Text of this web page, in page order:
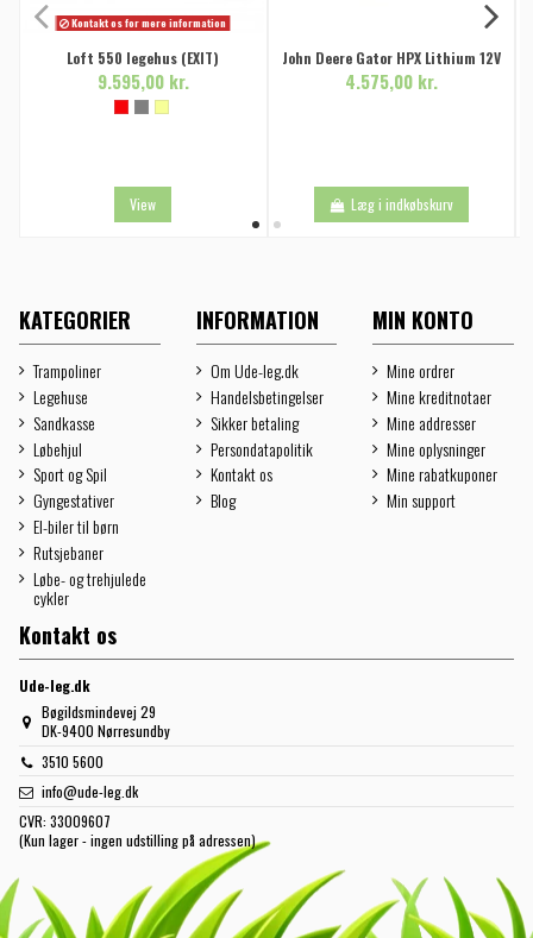
Kontakt os for mere information
Loft 550 legehus (EXIT)
9.595,00 kr.
View
John Deere Gator HPX Lithium 12V
4.575,00 kr.
Læg i indkøbskurv
KATEGORIER
Trampoliner
Legehuse
Sandkasse
Løbehjul
Sport og Spil
Gyngestativer
El-biler til børn
Rutsjebaner
Løbe- og trehjulede
cykler
INFORMATION
Om Ude-leg.dk
Handelsbetingelser
Sikker betaling
Persondatapolitik
Kontakt os
Blog
MIN KONTO
Mine ordrer
Mine kreditnotaer
Mine addresser
Mine oplysninger
Mine rabatkuponer
Min support
Kontakt os
Ude-leg.dk
Bøgildsmindevej 29
DK-9400 Nørresundby
3510 5600
info@ude-leg.dk
CVR: 33009607
(Kun lager - ingen udstilling på adressen)